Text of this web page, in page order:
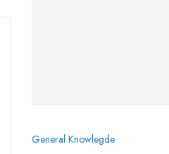
General Knowlegde